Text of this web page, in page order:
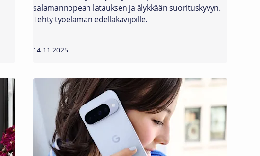
salamannopean latauksen ja älykkään suorituskyvyn.
Tehty työelämän edelläkävijöille.
14.11.2025